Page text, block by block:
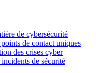
de cybersécurité
de contact uniques
des crises cyber
de sécurité